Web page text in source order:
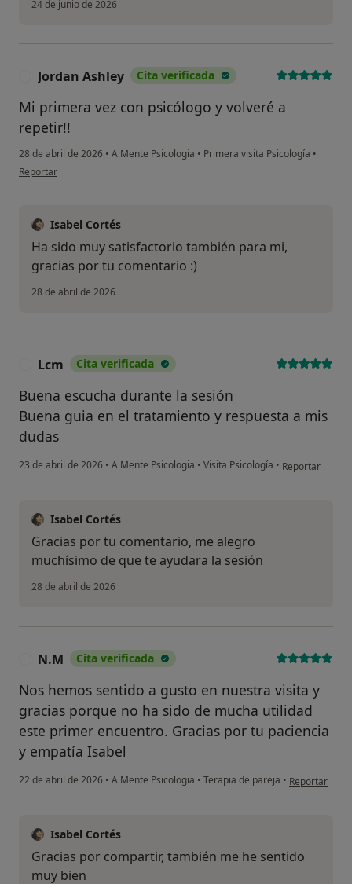
24 de junio de 2026
Jordan Ashley Cita verificada
Mi primera vez con psicólogo y volveré a
repetir!!
28 de abril de 2026 • A Mente Psicologia • Primera visita Psicología •
en opinión del usuario Jordan Ashley
Reportar
Isabel Cortés
Ha sido muy satisfactorio también para mi,
gracias por tu comentario :)
28 de abril de 2026
Lcm Cita verificada
Buena escucha durante la sesión
Buena guia en el tratamiento y respuesta a mis
dudas
23 de abril de 2026 • A Mente Psicologia • Visita Psicología • en opinión del
Reportar
Isabel Cortés
Gracias por tu comentario, me alegro
muchísimo de que te ayudara la sesión
28 de abril de 2026
N.M Cita verificada
Nos hemos sentido a gusto en nuestra visita y
gracias porque no ha sido de mucha utilidad
este primer encuentro. Gracias por tu paciencia
y empatía Isabel
22 de abril de 2026 • A Mente Psicologia • Terapia de pareja • en opinión
Reportar
Isabel Cortés
Gracias por compartir, también me he sentido
muy bien